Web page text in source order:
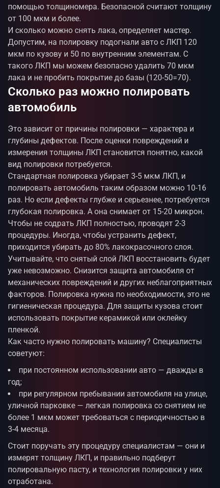
помощью толщиномера. Безопасной считают толщину
от 100 мкм и более.
И сколько можно снять лака, определяет мастер.
Допустим, на полировку подогнали авто с ЛКП 120
мкм по кузову и 50 по внутренним элементам. С
такого ЛКП мы можем безопасно удалить 70 мкм
лака и не пробить покрытие до базы (120-50=70).
Сколько раз можно полировать
автомобиль
Это зависит от причины полировки — характера и
глубины дефектов. После оценки повреждений и
измерения толщины ЛКП становится понятно, какой
вид полировки потребуется.
Стандартная полировка убирает 3-5 мкм ЛКП, и
полировать автомобиль таким образом можно 10-16
раз. Но если дефекты глубже и серьезнее, потребуется
глубокая полировка. А она снимает от 15-20 микрон.
Чтобы не содрать ЛКП полностью, проводят 2-3
процедуры. Иногда, чтобы устранить дефект,
приходится убирать до 80% лакокрасочного слоя.
Учитывайте, что снятый слой ЛКП восстановить будет
уже невозможно. Снизится защита автомобиля от
механических повреждений и других неблагоприятных
факторов. Полировка нужна по необходимости, это не
гигиеническая процедура. Для защиты кузова стоит
использовать покрытие керамикой или оклейку
пленкой.
Как часто нужно полировать машину? Специалисты
советуют:
при постоянном использовании авто — дважды в
год;
при регулярном пребывании автомобиля на улице,
уличной парковке — легкая полировка со снятием не
более 1 мкм может требоваться с периодичностью в
3-4 месяца.
Стоит поручать эту процедуру специалистам — они и
измерят толщину ЛКП, и правильно подберут
полировальную пасту, и технология полировки у них
отработана.